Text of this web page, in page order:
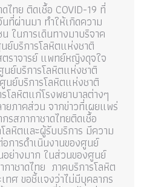
ไทย ติดเชื้อ COVID-19 ที่
ที่ผ่านมา ทำให้เกิดความ
ในการเดินทางมาบริจาค
ย์บริการโลหิตแห่งชาติ
ราจารย์ แพทย์หญิงดุจใจ
ย์บริการโลหิตแห่งชาติ
นย์บริการโลหิตแห่งชาติ
โลหิตแก่โรงพยาบาลต่างๆ
ยภาคส่วน จากข่าวที่เผยแพร่
รสภากาชาดไทยติดเชื้อ
ลหิตและผู้รับบริการ มีความ
การดำเนินงานของศูนย์
ย่างมาก ในส่วนของศูนย์
าชาดไทย ภาคบริการโลหิต
ทศ ขอชี้แจงว่าไม่มีบุคลากร